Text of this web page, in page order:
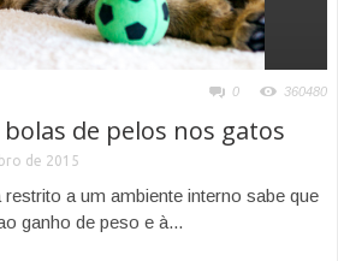
0 360480
de pelos nos gatos
de 2015
a um ambiente interno sabe que
ganho de peso e à...